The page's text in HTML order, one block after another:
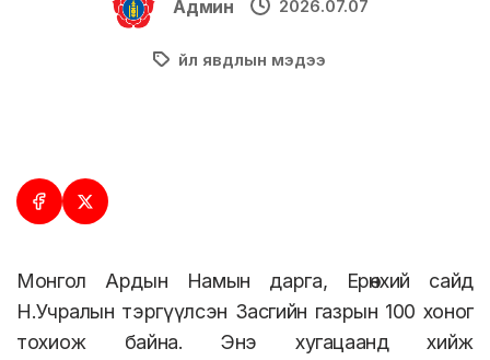
Админ 2026.07.07
Үйл явдлын мэдээ
Монгол Ардын Намын дарга, Ерөнхий сайд
Н.Учралын тэргүүлсэн Засгийн газрын 100 хоног
тохиож байна. Энэ хугацаанд хийж